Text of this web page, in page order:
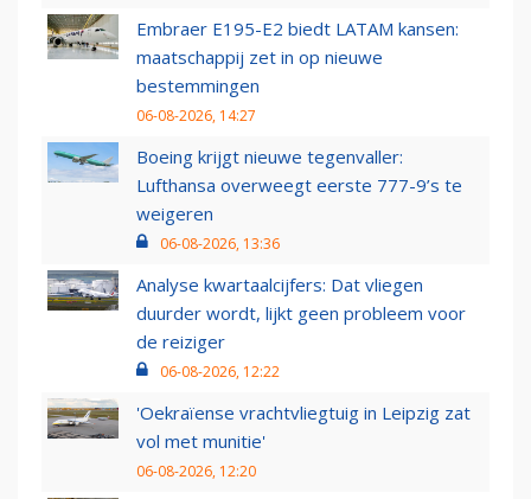
Embraer E195-E2 biedt LATAM kansen:
maatschappij zet in op nieuwe
bestemmingen
06-08-2026, 14:27
Boeing krijgt nieuwe tegenvaller:
Lufthansa overweegt eerste 777-9’s te
weigeren
06-08-2026, 13:36
Analyse kwartaalcijfers: Dat vliegen
duurder wordt, lijkt geen probleem voor
de reiziger
06-08-2026, 12:22
'Oekraïense vrachtvliegtuig in Leipzig zat
vol met munitie'
06-08-2026, 12:20